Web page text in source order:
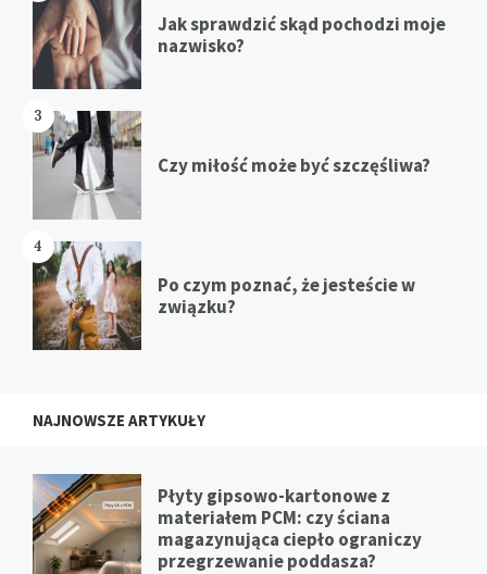
Jak sprawdzić skąd pochodzi moje
nazwisko?
3
Czy miłość może być szczęśliwa?
4
Po czym poznać, że jesteście w
związku?
NAJNOWSZE ARTYKUŁY
Płyty gipsowo-kartonowe z
materiałem PCM: czy ściana
magazynująca ciepło ograniczy
przegrzewanie poddasza?